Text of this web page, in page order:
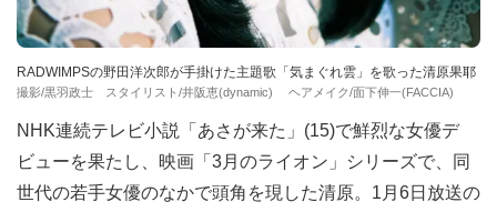
RADWIMPSの野田洋次郎が手掛けた主題歌「気まぐれ雲」を歌った清原果耶
撮影/黒羽政士 スタイリスト/井阪恵(dynamic) ヘアメイク/面下伸一(FACCIA)
NHK連続テレビ小説「あさが来た」(15)で鮮烈な女優デ
ビューを果たし、映画「3月のライオン」シリーズで、同
世代の若手女優のなかで頭角を現した清原。1月6日放送の